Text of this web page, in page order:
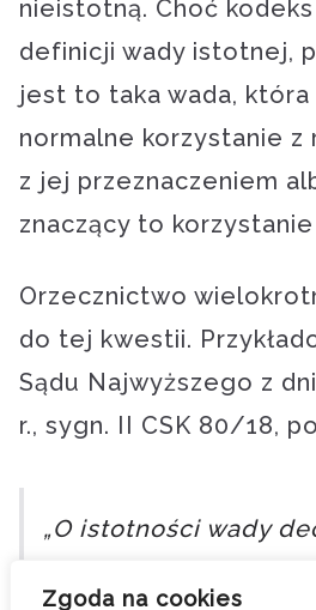
Zgoda na cookies
nieistotną. Choć
definicji wady istotnej,
jest to taka wada,
normalne korzystanie z
z jej przeznaczeniem
znaczący to
Orzecznictwo
do tej kwestii.
Sądu Najwyższego z
r., sygn. II CSK 80/18,
„O istotności wady